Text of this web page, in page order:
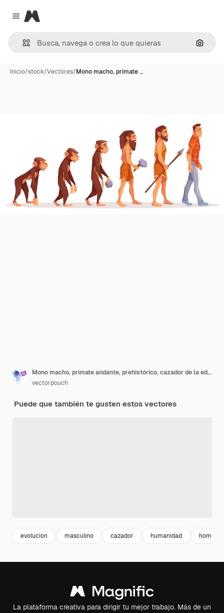
Close menu
Magnific
Inicio/stock/Vectores/Mono macho, primate …
Mono macho, primate andante, prehistórico, cazador de la edad de piedra con herramienta y arma primitivas
vectorpouch
Puede que también te gusten estos vectores
evolucion masculino cazador humanidad hombre
La plataforma creativa para dirigir tu mejor trabajo. Más de un